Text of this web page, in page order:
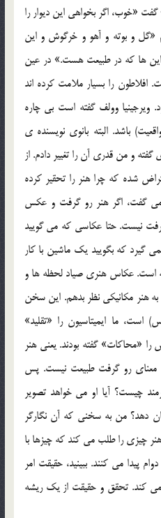
«خوب، اگر بخواهی این دیوار را
و بوته و آهو و خرگوش و این
ها که در طبیعت هست.» در عین
را بسیار ملامت کرده اند
ویرجینیا وولف گفته است بی چاره
باشد. البته بانوی نویسنده ی
و من قدری آن را تغییر دادم. از
شده که چرا هنر را تحقیر کرده
گفت، اگر هنر رو گرفت و عکس
نیست. حتا عکاسی که می گویید
که بگویید یک ماشین با کار
است. عکاس هنری صیاد لحظه ها و
هنر مکانیکی نظر بدهم. این سخن
است، ما ایمیتاسیون را «تقلید»
را «محاکات» گفته بودند. یعنی هنر
رو گرفت طبیعت نیست. پس
چیست؟ آیا او می خواهد تصویر
دهد؟ من به سخنی که آن نگارگر
چیزی را طلب می کند که چیزها با
پیدا می کنند. ببینید، حقیقت امر
کند. تحقق و حقیقت از یک ریشه